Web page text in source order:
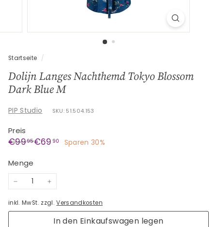
h
n
k
e
Startseite /
Dolijn Langes Nachthemd Tokyo Blossom
Dark Blue M
PIP Studio SKU: 51.504.153
Preis
Normaler
€9995€99,95
Sonderpreis
€69 90 €69,90
Sparen 30%
Menge
− +
inkl. MwSt. zzgl.Versandkosten
In den Einkaufswagen legen